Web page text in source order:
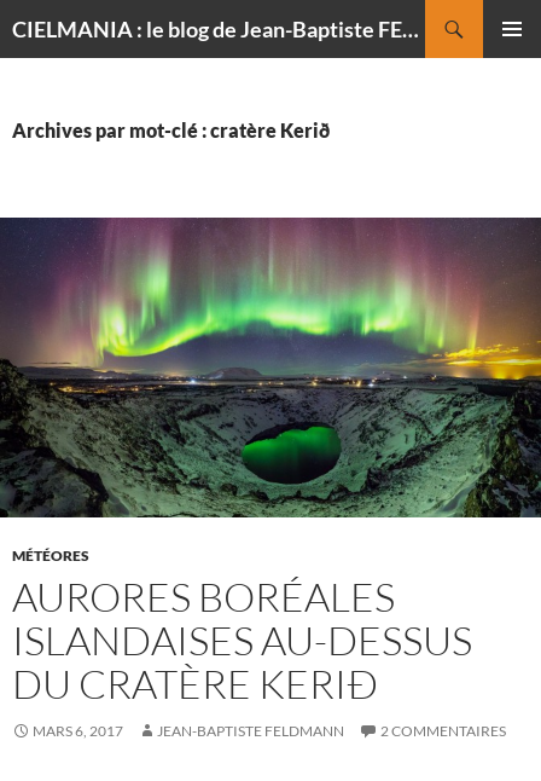
CIELMANIA : le blog de Jean-Baptiste FELDMANN, photographe du ciel
Archives par mot-clé : cratère Kerið
MÉTÉORES
AURORES BORÉALES
ISLANDAISES AU-DESSUS
DU CRATÈRE KERIÐ
MARS 6, 2017 JEAN-BAPTISTE FELDMANN 2 COMMENTAIRES